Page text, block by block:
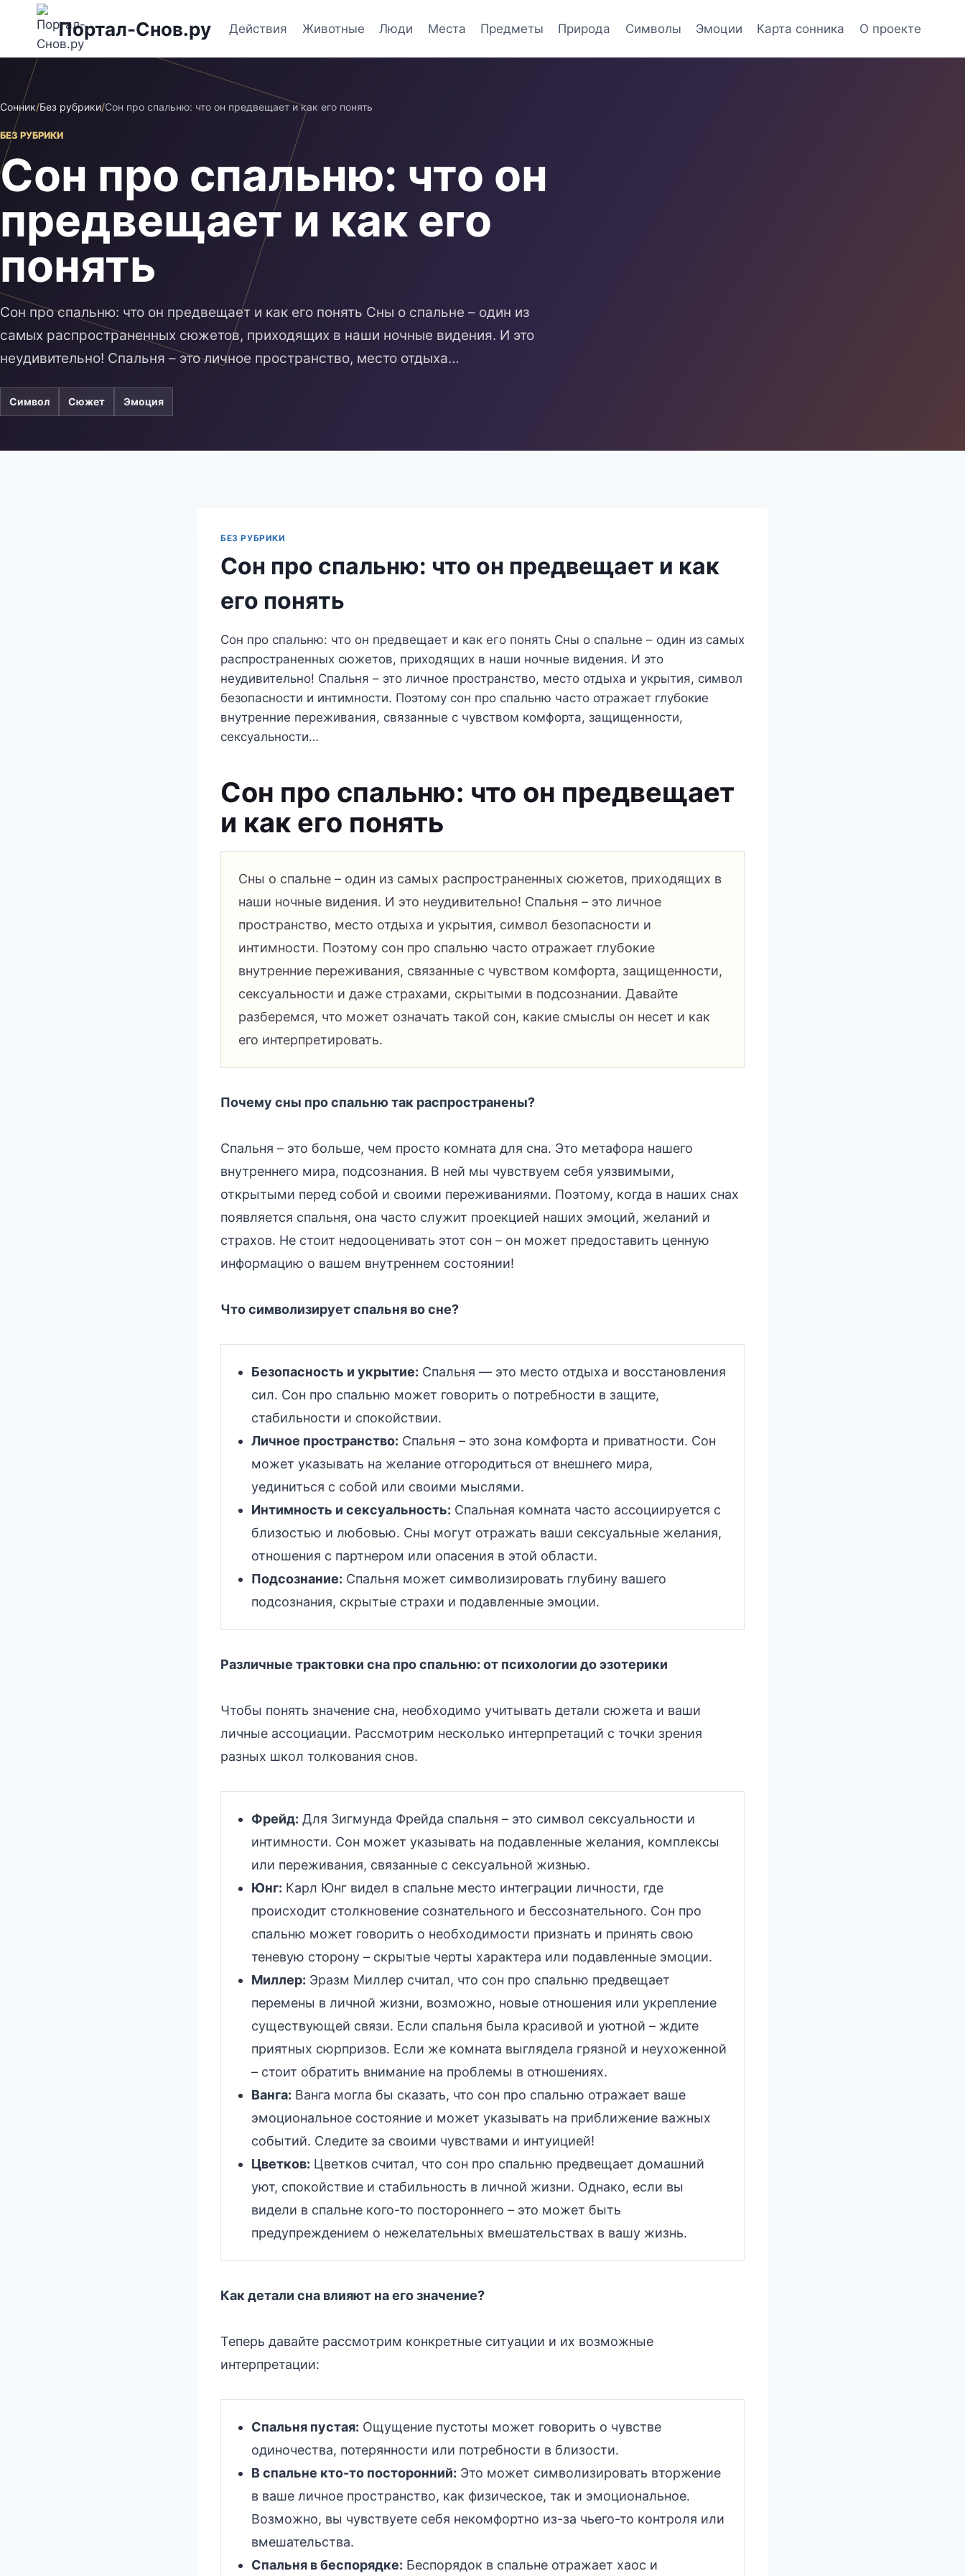
Перейти
содержимому
Портал-Снов.ру Действия Животные Люди Места Предметы Природа Символы Эмоции Карта сонника О проекте
Сонник/Без рубрики/Сон про спальню: что он предвещает и как его понять
БЕЗ РУБРИКИ
Сон про спальню: что он
предвещает и как его
понять
Сон про спальню: что он предвещает и как его понять Сны о спальне – один из
самых распространенных сюжетов, приходящих в наши ночные видения. И это
неудивительно! Спальня – это личное пространство, место отдыха…
Символ Сюжет Эмоция
БЕЗ РУБРИКИ
Сон про спальню: что он предвещает и как
его понять
Сон про спальню: что он предвещает и как его понять Сны о спальне – один из самых
распространенных сюжетов, приходящих в наши ночные видения. И это
неудивительно! Спальня – это личное пространство, место отдыха и укрытия, символ
безопасности и интимности. Поэтому сон про спальню часто отражает глубокие
внутренние переживания, связанные с чувством комфорта, защищенности,
сексуальности…
Сон про спальню: что он предвещает
и как его понять
Сны о спальне – один из самых распространенных сюжетов, приходящих в
наши ночные видения. И это неудивительно! Спальня – это личное
пространство, место отдыха и укрытия, символ безопасности и
интимности. Поэтому сон про спальню часто отражает глубокие
внутренние переживания, связанные с чувством комфорта, защищенности,
сексуальности и даже страхами, скрытыми в подсознании. Давайте
разберемся, что может означать такой сон, какие смыслы он несет и как
его интерпретировать.
Почему сны про спальню так распространены?
Спальня – это больше, чем просто комната для сна. Это метафора нашего
внутреннего мира, подсознания. В ней мы чувствуем себя уязвимыми,
открытыми перед собой и своими переживаниями. Поэтому, когда в наших снах
появляется спальня, она часто служит проекцией наших эмоций, желаний и
страхов. Не стоит недооценивать этот сон – он может предоставить ценную
информацию о вашем внутреннем состоянии!
Что символизирует спальня во сне?
Безопасность и укрытие: Спальня — это место отдыха и восстановления
сил. Сон про спальню может говорить о потребности в защите,
стабильности и спокойствии.
Личное пространство: Спальня – это зона комфорта и приватности. Сон
может указывать на желание отгородиться от внешнего мира,
уединиться с собой или своими мыслями.
Интимность и сексуальность: Спальная комната часто ассоциируется с
близостью и любовью. Сны могут отражать ваши сексуальные желания,
отношения с партнером или опасения в этой области.
Подсознание: Спальня может символизировать глубину вашего
подсознания, скрытые страхи и подавленные эмоции.
Различные трактовки сна про спальню: от психологии до эзотерики
Чтобы понять значение сна, необходимо учитывать детали сюжета и ваши
личные ассоциации. Рассмотрим несколько интерпретаций с точки зрения
разных школ толкования снов.
Фрейд: Для Зигмунда Фрейда спальня – это символ сексуальности и
интимности. Сон может указывать на подавленные желания, комплексы
или переживания, связанные с сексуальной жизнью.
Юнг: Карл Юнг видел в спальне место интеграции личности, где
происходит столкновение сознательного и бессознательного. Сон про
спальню может говорить о необходимости признать и принять свою
теневую сторону – скрытые черты характера или подавленные эмоции.
Миллер: Эразм Миллер считал, что сон про спальню предвещает
перемены в личной жизни, возможно, новые отношения или укрепление
существующей связи. Если спальня была красивой и уютной – ждите
приятных сюрпризов. Если же комната выглядела грязной и неухоженной
– стоит обратить внимание на проблемы в отношениях.
Ванга: Ванга могла бы сказать, что сон про спальню отражает ваше
эмоциональное состояние и может указывать на приближение важных
событий. Следите за своими чувствами и интуицией!
Цветков: Цветков считал, что сон про спальню предвещает домашний
уют, спокойствие и стабильность в личной жизни. Однако, если вы
видели в спальне кого-то постороннего – это может быть
предупреждением о нежелательных вмешательствах в вашу жизнь.
Как детали сна влияют на его значение?
Теперь давайте рассмотрим конкретные ситуации и их возможные
интерпретации:
Спальня пустая: Ощущение пустоты может говорить о чувстве
одиночества, потерянности или потребности в близости.
В спальне кто-то посторонний: Это может символизировать вторжение
в ваше личное пространство, как физическое, так и эмоциональное.
Возможно, вы чувствуете себя некомфортно из-за чьего-то контроля или
вмешательства.
Спальня в беспорядке: Беспорядок в спальне отражает хаос и